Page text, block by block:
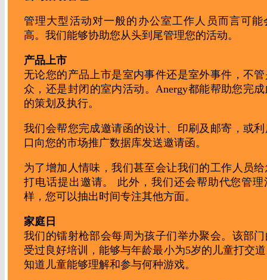
管理大型活动对一般的办公室工作人员而言可能
高。我们能够协助您从头到尾管理您的活动。
产品上市
无论您的产品上市是室内事件还是室外事件，不
众，还是封闭的室内活动。Anergy都能帮助您完
的策划及执行。
我们会帮您完成邀请函的设计、印刷及邮寄，或
口向您的市场推广数据库发送邀请函。
为了增加人情味，我们甚至会让我们的工作人员
打电话提出邀请。 此外，我们还会帮助代您管理
样，您可以抽出时间专注其他方面。
家庭日
我们的镭射枪部会每周为孩子们举办聚会。该部
受过良好培训，能够与年龄最小为5岁的儿童打交
知道儿童能够理解和参与何种游戏。